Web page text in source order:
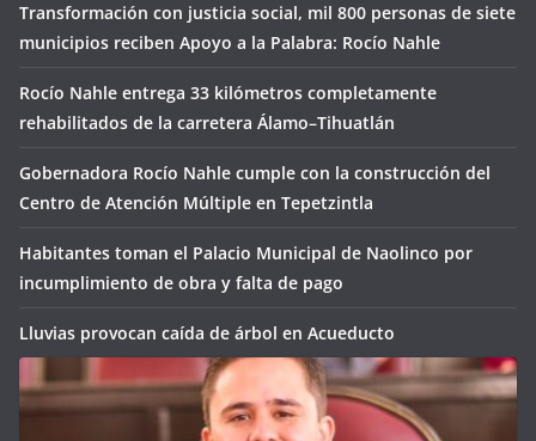
Transformación con justicia social, mil 800 personas de siete
municipios reciben Apoyo a la Palabra: Rocío Nahle
Rocío Nahle entrega 33 kilómetros completamente
rehabilitados de la carretera Álamo–Tihuatlán
Gobernadora Rocío Nahle cumple con la construcción del
Centro de Atención Múltiple en Tepetzintla
Habitantes toman el Palacio Municipal de Naolinco por
incumplimiento de obra y falta de pago
Lluvias provocan caída de árbol en Acueducto